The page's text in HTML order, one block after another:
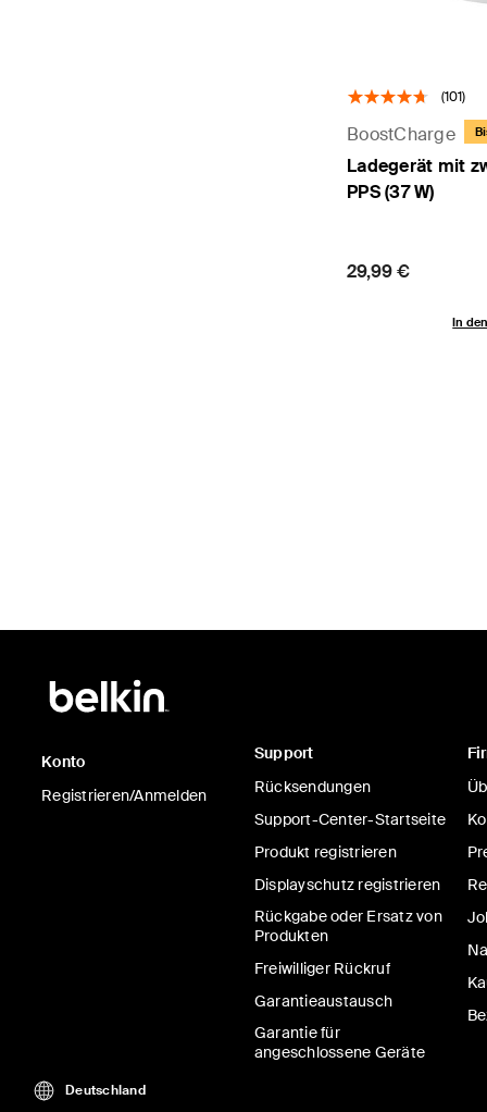
(101)
BoostCharge
Ladegerät mit
PPS (37 W)
Price:
29,99 €
In
Konto
Registrieren/Anmelden
Support
Rücksendungen
Support-Center-Startseite
Produkt registrieren
Displayschutz registrieren
Rückgabe oder Ersatz von
Produkten
Freiwilliger Rückruf
Garantieaustausch
Garantie für
angeschlossene Geräte
Deutschland